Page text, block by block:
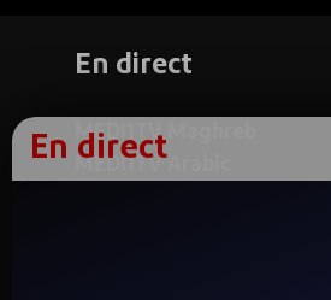
En direct
MEDI1TV Maghreb
MEDI1TV Arabic
En direct